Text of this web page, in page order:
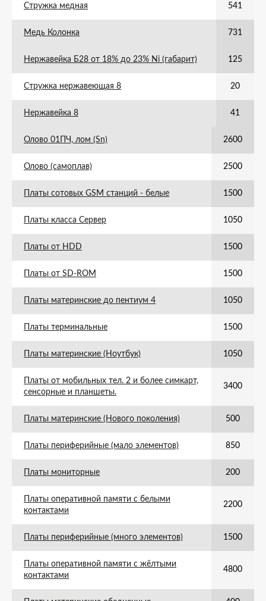
Стружка медная 541
Медь Колонка 731
Нержавейка Б28 от 18% до 23% Ni (габарит) 125
Стружка нержавеющая 8 20
Нержавейка 8 41
Олово 01ПЧ, лом (Sn) 2600
Олово (самоплав) 2500
Платы сотовых GSM станций - белые 1500
Платы класса Сервер 1050
Платы от HDD 1500
Платы от SD-ROM 1500
Платы материнские до пентиум 4 1050
Платы терминальные 1500
Платы материнские (Ноутбук) 1050
Платы от мобильных тел. 2 и более симкарт,
сенсорные и планшеты.
3400
Платы материнские (Нового поколения) 500
Платы периферийные (мало элементов) 850
Платы мониторные 200
Платы оперативной памяти с белыми
контактами
2200
Платы периферийные (много элементов) 1500
Платы оперативной памяти с жёлтыми
контактами
4800